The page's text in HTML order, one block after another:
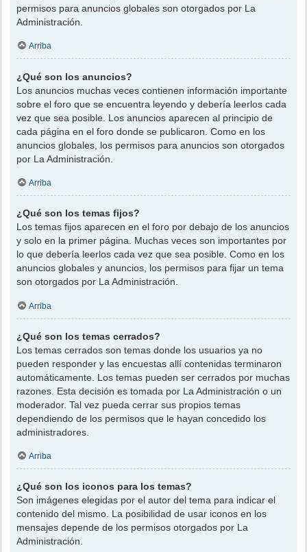
permisos para anuncios globales son otorgados por La
Administración.
Arriba
¿Qué son los anuncios?
Los anuncios muchas veces contienen información importante
sobre el foro que se encuentra leyendo y debería leerlos cada
vez que sea posible. Los anuncios aparecen al principio de
cada página en el foro donde se publicaron. Como en los
anuncios globales, los permisos para anuncios son otorgados
por La Administración.
Arriba
¿Qué son los temas fijos?
Los temas fijos aparecen en el foro por debajo de los anuncios
y solo en la primer página. Muchas veces son importantes por
lo que debería leerlos cada vez que sea posible. Como en los
anuncios globales y anuncios, los permisos para fijar un tema
son otorgados por La Administración.
Arriba
¿Qué son los temas cerrados?
Los temas cerrados son temas donde los usuarios ya no
pueden responder y las encuestas allí contenidas terminaron
automáticamente. Los temas pueden ser cerrados por muchas
razones. Esta decisión es tomada por La Administración o un
moderador. Tal vez pueda cerrar sus propios temas
dependiendo de los permisos que le hayan concedido los
administradores.
Arriba
¿Qué son los iconos para los temas?
Son imágenes elegidas por el autor del tema para indicar el
contenido del mismo. La posibilidad de usar iconos en los
mensajes depende de los permisos otorgados por La
Administración.